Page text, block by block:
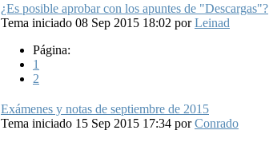
¿Es posible aprobar con los apuntes de "Descargas"?
Tema iniciado 08 Sep 2015 18:02 porLeinad
Página:
1
2
Exámenes y notas de septiembre de 2015
Tema iniciado 15 Sep 2015 17:34 porConrado